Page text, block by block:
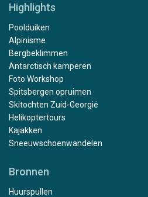
Highlights
Poolduiken
Alpinisme
Bergbeklimmen
Antarctisch kamperen
Foto Workshop
Spitsbergen opruimen
Skitochten Zuid-Georgië
Helikoptertours
Kajakken
Sneeuwschoenwandelen
Bronnen
Huurspullen